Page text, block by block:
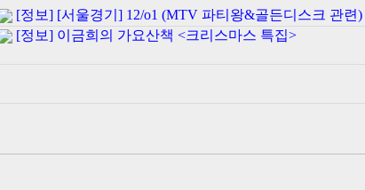
[정보] [서울경기] 12/o1 (MTV 파티왕&골든디스크 관련)
[정보] 이금희의 가요산책 <크리스마스 특집>